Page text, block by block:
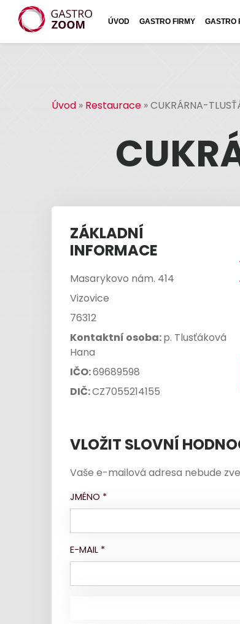
ÚVOD GASTRO FIRMY GASTRO
Úvod » Restaurace »CUKRÁRNA-
ZÁKLADNÍ
INFORMACE
Masarykovo nám. 414
Vizovice
76312
Kontaktní osoba:p. Tlusťáková
Hana
IČO:69689598
DIČ:CZ7055214155
VLOŽIT SLOVNÍ
Vaše e-mailová adresa nebude
JMÉNO *
E-MAIL *